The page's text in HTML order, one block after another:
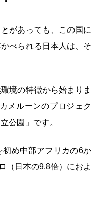
があっても、この国に
べられる日本人は、そ
境の特徴から始まりま
メルーンのプロジェク
公園」です。
初め中部アフリカの6か
（日本の9.8倍）におよ